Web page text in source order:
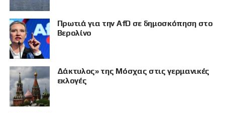
Πρωτιά για την AfD σε δημοσκόπηση στο
Βερολίνο
Δάκτυλος» της Μόσχας στις γερμανικές
εκλογές